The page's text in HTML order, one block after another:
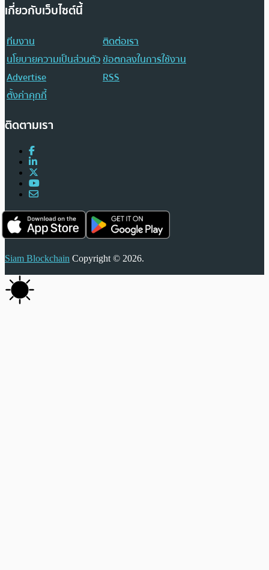
เกี่ยวกับเว็บไซต์นี้
ทีมงาน
ติดต่อเรา
นโยบายความเป็นส่วนตัวข้อตกลงในการใช้งาน
Advertise
RSS
ตั้งค่าคุกกี้
ติดตามเรา
Siam Blockchain Copyright © 2026.